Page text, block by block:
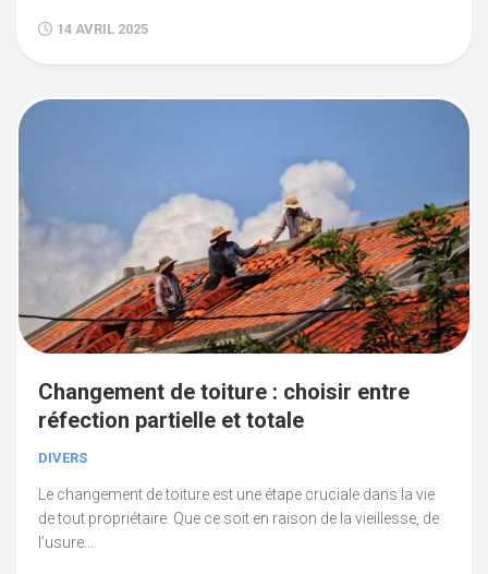
14 AVRIL 2025
Changement de toiture : choisir entre
réfection partielle et totale
DIVERS
Le changement de toiture est une étape cruciale dans la vie
de tout propriétaire. Que ce soit en raison de la vieillesse, de
l’usure...